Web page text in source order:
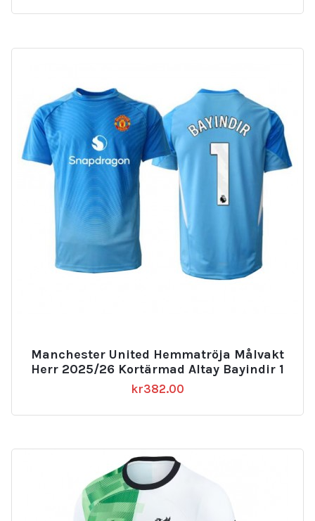
Manchester United Hemmatröja Målvakt
Herr 2025/26 Kortärmad Altay Bayindir 1
kr382.00